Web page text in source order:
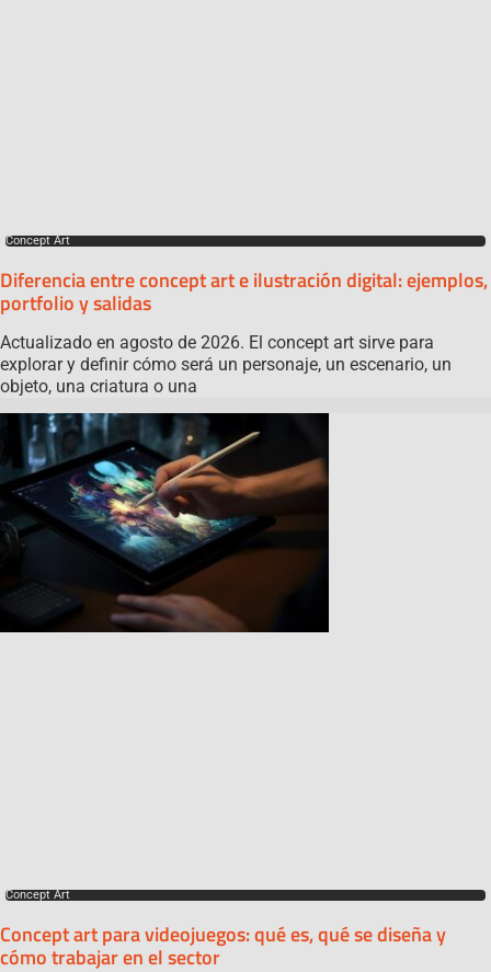
Concept Art
Diferencia entre concept art e ilustración digital: ejemplos,
portfolio y salidas
Actualizado en agosto de 2026. El concept art sirve para
explorar y definir cómo será un personaje, un escenario, un
objeto, una criatura o una
Concept Art
Concept art para videojuegos: qué es, qué se diseña y
cómo trabajar en el sector